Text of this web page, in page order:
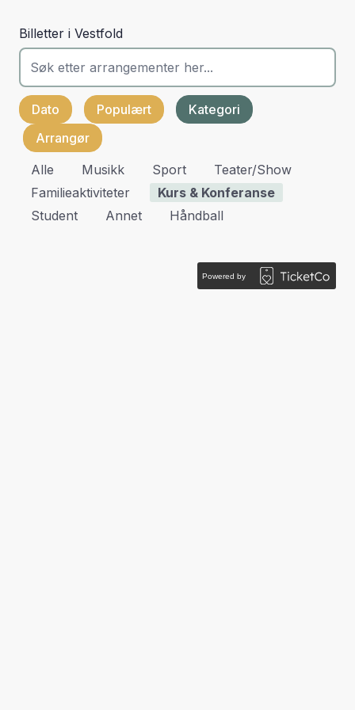
Billetter i Vestfold
Dato Populært
Kategori
Arrangør
Alle
Musikk Sport
Teater/show
Familieaktiviteter
Kurs & Konferanse
Student
Annet Håndball
Powered by